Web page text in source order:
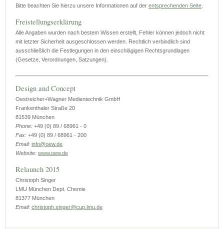
Bitte beachten Sie hierzu unsere Informationen auf der entsprechenden Seite
Freistellungserklärung
Alle Angaben wurden nach bestem Wissen erstellt, Fehler können jedoch nicht
mit letzter Sicherheit ausgeschlossen werden. Rechtlich verbindlich sind
ausschließlich die Festlegungen in den einschlägigen Rechtsgrundlagen
(Gesetze, Verordnungen, Satzungen).
Design and Concept
Oestreicher+Wagner Medientechnik GmbH
Frankenthaler Straße 20
81539 München
Phone: +49 (0) 89 / 68961 - 0
Fax: +49 (0) 89 / 68961 - 200
Email: info@oew.de
Website: www.oew.de
Relaunch 2015
Christoph Singer
LMU München Dept. Chemie
81377 München
Email: christoph.singer@cup.lmu.de